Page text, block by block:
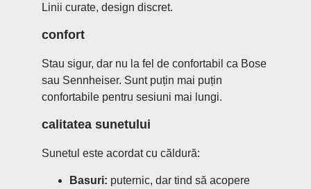
Linii curate, design discret.
confort
Stau sigur, dar nu la fel de confortabil ca Bose
sau Sennheiser. Sunt puțin mai puțin
confortabile pentru sesiuni mai lungi.
calitatea sunetului
Sunetul este acordat cu căldură:
Basuri: puternic, dar tind să acopere